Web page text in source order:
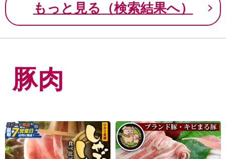
もっと見る（検索結果へ）
豚肉